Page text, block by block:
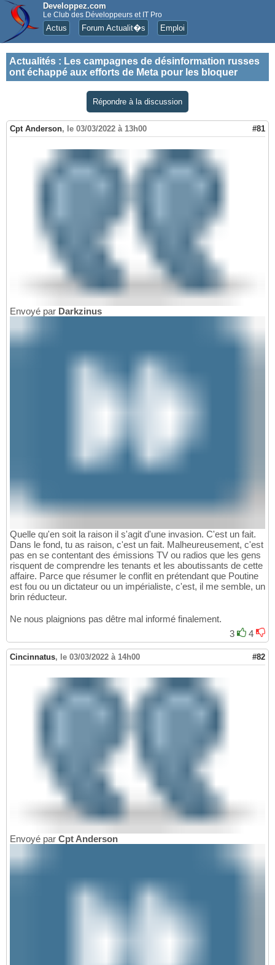
Developpez.com
Le Club des Développeurs et IT Pro
Actus Forum Actualit�s Emploi
Actualités : Les campagnes de désinformation russes
ont échappé aux efforts de Meta pour les bloquer
Répondre à la discussion
Cpt Anderson, le 03/03/2022 à 13h00 #81
Envoyé par Darkzinus
Quelle qu'en soit la raison il s'agit d'une invasion. C'est un fait.
Dans le fond, tu as raison, c'est un fait. Malheureusement, c'est
pas en se contentant des émissions TV ou radios que les gens
risquent de comprendre les tenants et les aboutissants de cette
affaire. Parce que résumer le conflit en prétendant que Poutine
est fou ou un dictateur ou un impérialiste, c'est, il me semble, un
brin réducteur.
Ne nous plaignions pas dêtre mal informé finalement.
3
4
Cincinnatus, le 03/03/2022 à 14h00 #82
Envoyé par Cpt Anderson